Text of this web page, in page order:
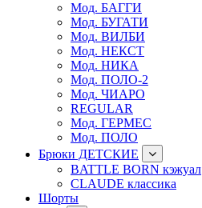
Мод. БАГГИ
Мод. БУГАТИ
Мод. ВИЛБИ
Мод. НЕКСТ
Мод. НИКА
Мод. ПОЛО-2
Мод. ЧИАРО
REGULAR
Мод. ГЕРМЕС
Мод. ПОЛО
Брюки ДЕТСКИЕ
BATTLE BORN кэжуал
CLAUDE классика
Шорты